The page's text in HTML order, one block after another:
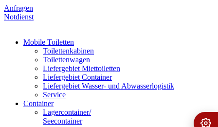
Anfragen
Notdienst
Mobile Toiletten
Toilettenkabinen
Toilettenwagen
Liefergebiet Miettoiletten
Liefergebiet Container
Liefergebiet Wasser- und Abwasserlogistik
Service
Container
Lagercontainer/
Seecontainer